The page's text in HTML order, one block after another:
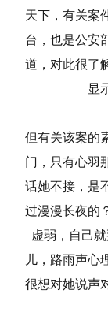
天下，有关案
台，也是公安
道，对此很了
显
但有关该案的
门，只有心羽
话她不接，是
过漫漫长夜的
虚弱，自己
儿，路雨声心
很想对她说声